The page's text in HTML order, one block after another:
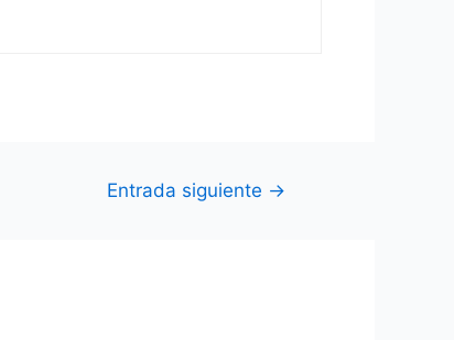
Entrada siguiente →